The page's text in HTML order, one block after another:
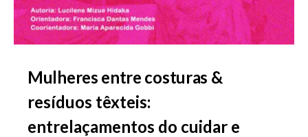
Mulheres entre costuras &
resíduos têxteis:
entrelaçamentos do cuidar e